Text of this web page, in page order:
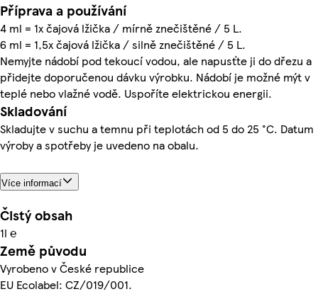
Příprava a používání
4 ml = 1x čajová lžička / mírně znečištěné / 5 L.
6 ml = 1,5x čajová lžička / silně znečištěné / 5 L.
Nemyjte nádobí pod tekoucí vodou, ale napusťte ji do dřezu a
přidejte doporučenou dávku výrobku. Nádobí je možné mýt v
teplé nebo vlažné vodě. Uspoříte elektrickou energii.
Skladování
Skladujte v suchu a temnu při teplotách od 5 do 25 °C. Datum
výroby a spotřeby je uvedeno na obalu.
Více informací
Čistý obsah
1l ℮
Země původu
Vyrobeno v České republice
EU Ecolabel: CZ/019/001.